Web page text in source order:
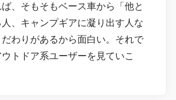
、そもそもベース車から「他と
、キャンプギアに凝り出す人な
わりがあるから面白い。それで
トドア系ユーザーを見ていこ